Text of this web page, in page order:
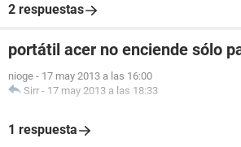
2 respuestas
portátil acer no enciende sólo
nioge - 17 may 2013 a las 16:00
Sirr - 17 may 2013 a las 18:33
1 respuesta